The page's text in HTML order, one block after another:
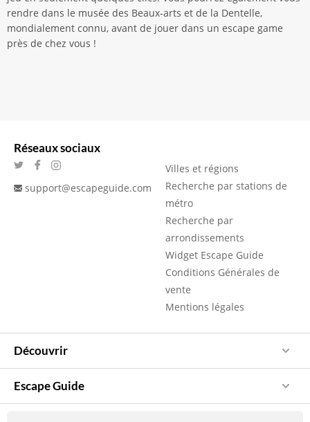
rendre dans le musée des Beaux-arts et de la Dentelle,
mondialement connu, avant de jouer dans un escape game
près de chez vous !
Réseaux sociaux
support@escapeguide.com
Villes et régions
Recherche par stations de
métro
Recherche par
arrondissements
Widget Escape Guide
Conditions Générales de
vente
Mentions légales
Découvrir
Escape Guide